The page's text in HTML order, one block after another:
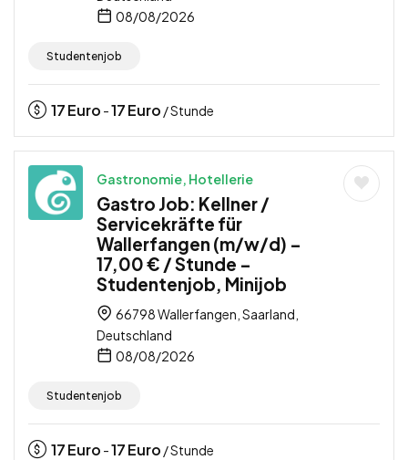
08/08/2026
Studentenjob
17Euro -17Euro / Stunde
Gastronomie, Hotellerie
Gastro Job: Kellner /
Servicekräfte für
Wallerfangen (m/w/d) –
17,00 € / Stunde –
Studentenjob, Minijob
66798 Wallerfangen, Saarland,
Deutschland
08/08/2026
Studentenjob
17Euro -17Euro / Stunde